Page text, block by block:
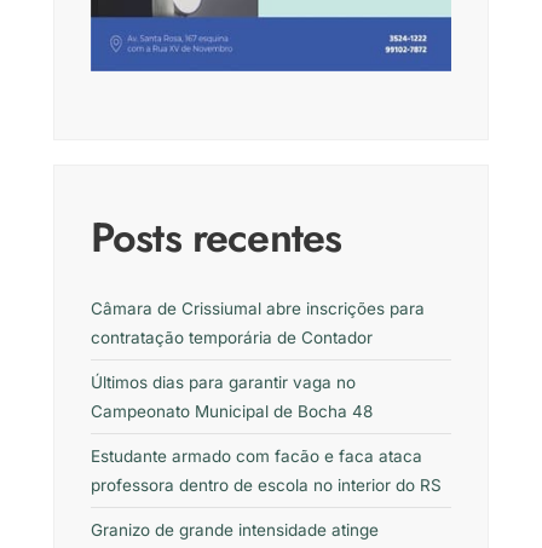
Posts recentes
Câmara de Crissiumal abre inscrições para
contratação temporária de Contador
Últimos dias para garantir vaga no
Campeonato Municipal de Bocha 48
Estudante armado com facão e faca ataca
professora dentro de escola no interior do RS
Granizo de grande intensidade atinge